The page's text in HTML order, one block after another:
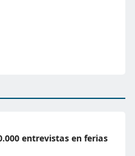
entrevistas en ferias